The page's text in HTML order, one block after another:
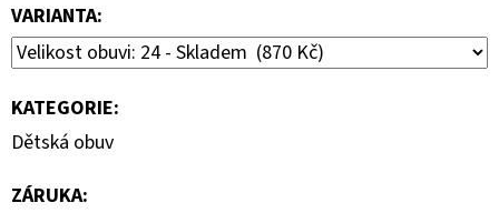
VARIANTA:
KATEGORIE:
Dětská obuv
ZÁRUKA: